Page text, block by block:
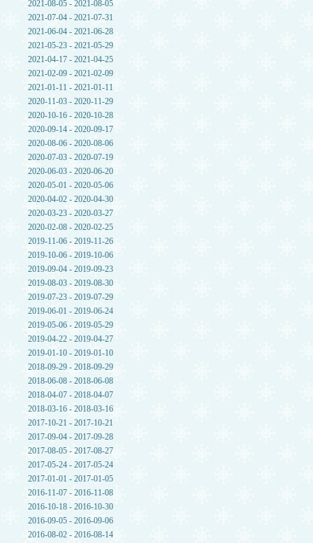
2021-08-05 - 2021-08-05
2021-07-04 - 2021-07-31
2021-06-04 - 2021-06-28
2021-05-23 - 2021-05-29
2021-04-17 - 2021-04-25
2021-02-09 - 2021-02-09
2021-01-11 - 2021-01-11
2020-11-03 - 2020-11-29
2020-10-16 - 2020-10-28
2020-09-14 - 2020-09-17
2020-08-06 - 2020-08-06
2020-07-03 - 2020-07-19
2020-06-03 - 2020-06-20
2020-05-01 - 2020-05-06
2020-04-02 - 2020-04-30
2020-03-23 - 2020-03-27
2020-02-08 - 2020-02-25
2019-11-06 - 2019-11-26
2019-10-06 - 2019-10-06
2019-09-04 - 2019-09-23
2019-08-03 - 2019-08-30
2019-07-23 - 2019-07-29
2019-06-01 - 2019-06-24
2019-05-06 - 2019-05-29
2019-04-22 - 2019-04-27
2019-01-10 - 2019-01-10
2018-09-29 - 2018-09-29
2018-06-08 - 2018-06-08
2018-04-07 - 2018-04-07
2018-03-16 - 2018-03-16
2017-10-21 - 2017-10-21
2017-09-04 - 2017-09-28
2017-08-05 - 2017-08-27
2017-05-24 - 2017-05-24
2017-01-01 - 2017-01-05
2016-11-07 - 2016-11-08
2016-10-18 - 2016-10-30
2016-09-05 - 2016-09-06
2016-08-02 - 2016-08-14